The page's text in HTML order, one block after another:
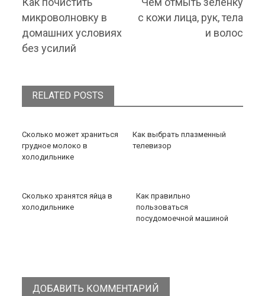
микроволновку в
домашних условиях
без усилий
с кожи лица, рук, тела
и волос
RELATED POSTS
Сколько может храниться
грудное молоко в
холодильнике
Как выбрать плазменный
телевизор
Сколько хранятся яйца в
холодильнике
Как правильно
пользоваться
посудомоечной машиной
ДОБАВИТЬ КОММЕНТАРИЙ